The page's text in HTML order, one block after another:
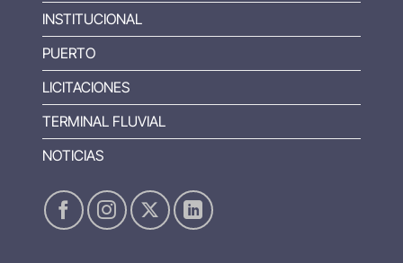
INSTITUCIONAL
PUERTO
LICITACIONES
TERMINAL FLUVIAL
NOTICIAS